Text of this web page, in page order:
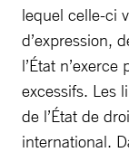
lequel celle-ci
d’expression,
l’État
excessifs. Les
de l’État de
international.